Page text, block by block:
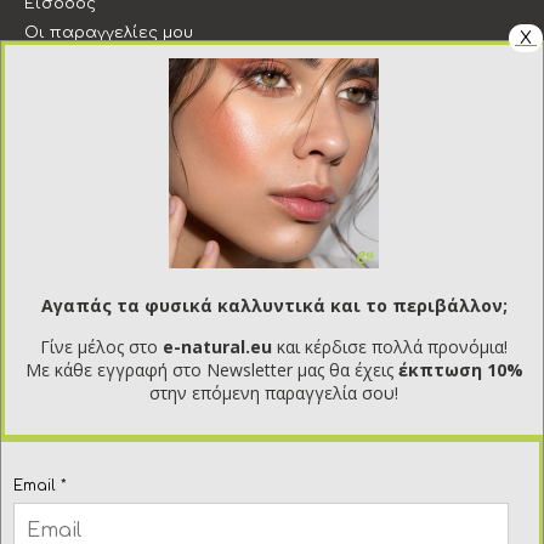
X
Αγαπάς τα φυσικά καλλυντικά και το περιβάλλον;
Γίνε μέλος στο e-natural.eu και κέρδισε πολλά προνόμια!
Με κάθε εγγραφή στο Newsletter μας θα έχεις έκπτωση 10%
στην επόμενη παραγγελία σου!
Email *
Είσοδος
Οι παραγγελίες μου
Εξυπηρέτηση πελατών
Τρόποι πληρωμής
Newsletter - Ενημερωτικό δελτίο
Αποστολή